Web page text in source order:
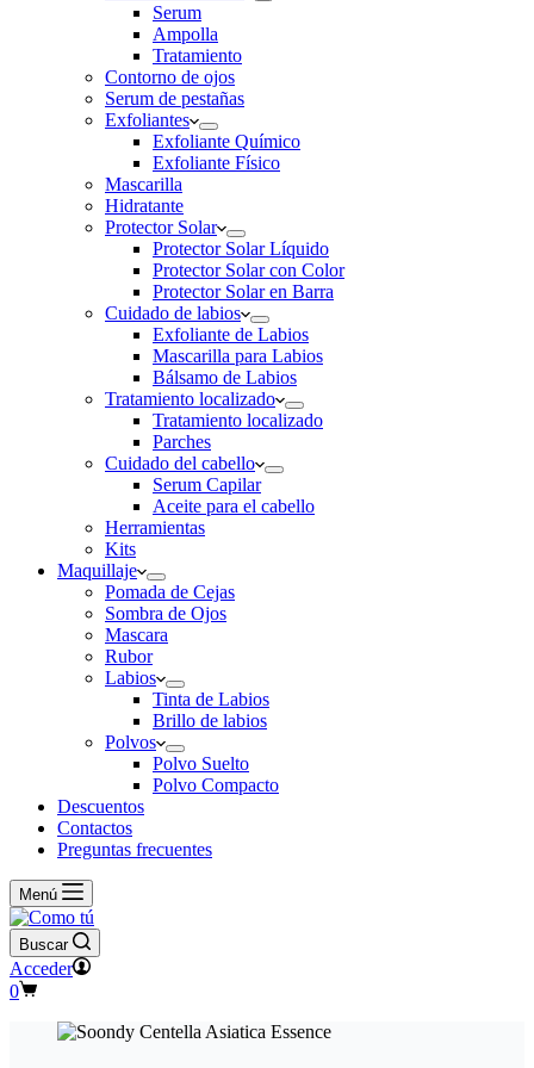
Serum
Ampolla
Tratamiento
Contorno de ojos
Serum de pestañas
Exfoliantes
Exfoliante Químico
Exfoliante Físico
Mascarilla
Hidratante
Protector Solar
Protector Solar Líquido
Protector Solar con Color
Protector Solar en Barra
Cuidado de labios
Exfoliante de Labios
Mascarilla para Labios
Bálsamo de Labios
Tratamiento localizado
Tratamiento localizado
Parches
Cuidado del cabello
Serum Capilar
Aceite para el cabello
Herramientas
Kits
Maquillaje
Pomada de Cejas
Sombra de Ojos
Mascara
Rubor
Labios
Tinta de Labios
Brillo de labios
Polvos
Polvo Suelto
Polvo Compacto
Descuentos
Contactos
Preguntas frecuentes
Menú
Buscar
Acceder
Carro
compra
0